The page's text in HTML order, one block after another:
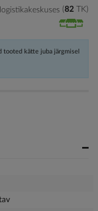
82 TK
tooted kätte juba järgmisel